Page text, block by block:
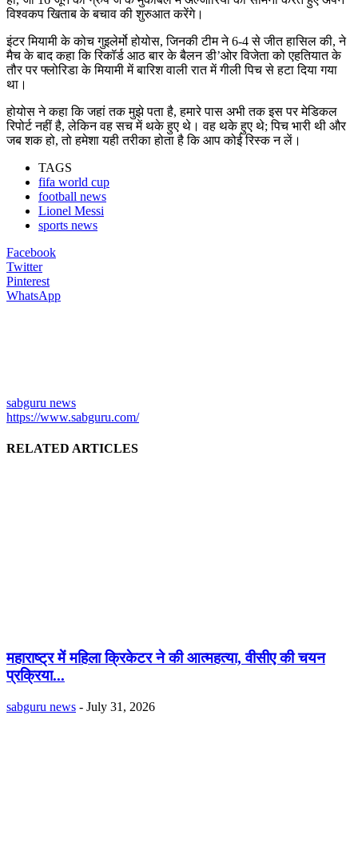
विश्वकप खिताब के बचाव की शुरुआत करेंगे।
इंटर मियामी के कोच गुइलेर्मो होयोस, जिनकी टीम ने 6-4 से जीत हासिल की, ने
मैच के बाद कहा कि रिकॉर्ड आठ बार के बैलन डी’ओर विजेता को एहतियात के
तौर पर फ्लोरिडा के मियामी में बारिश वाली रात में गीली पिच से हटा दिया गया
था।
होयोस ने कहा कि जहां तक मुझे पता है, हमारे पास अभी तक इस पर मेडिकल
रिपोर्ट नहीं है, लेकिन वह सच में थके हुए थे। वह थके हुए थे; पिच भारी थी और
जब शक हो, तो हमेशा यही तरीका होता है कि आप कोई रिस्क न लें।
TAGS
fifa world cup
football news
Lionel Messi
sports news
Facebook
Twitter
Pinterest
WhatsApp
sabguru news
https://www.sabguru.com/
RELATED ARTICLES
महाराष्ट्र में महिला क्रिकेटर ने की आत्महत्या, वीसीए की चयन
प्रक्रिया...
sabguru news - July 31, 2026